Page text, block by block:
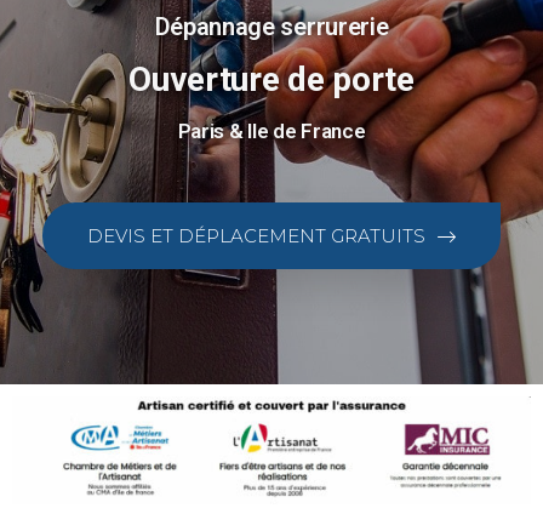
Dépannage serrurerie
Ouverture de porte
Paris & Ile de France
DEVIS ET DÉPLACEMENT GRATUITS